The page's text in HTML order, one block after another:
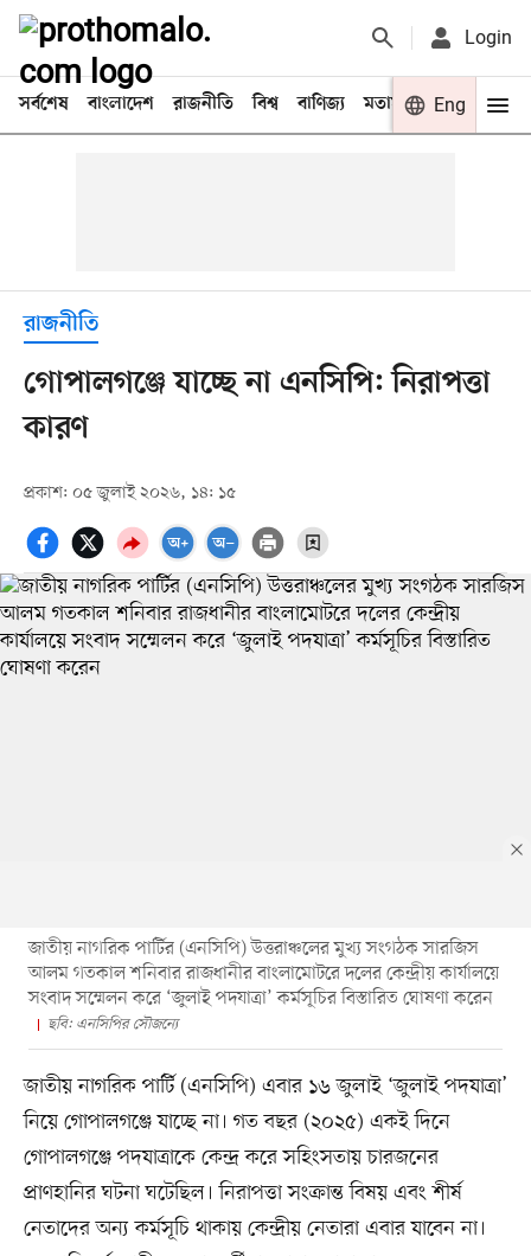
Login
সর্বশেষ বাংলাদেশ রাজনীতি বিশ্ব বাণিজ্য মতামত খেলা
Eng
রাজনীতি
গোপালগঞ্জে যাচ্ছে না এনসিপি: নিরাপত্তা
কারণ
প্রকাশ: ০৫ জুলাই ২০২৬, ১৪: ১৫
জাতীয় নাগরিক পার্টির (এনসিপি) উত্তরাঞ্চলের মুখ্য সংগঠক সারজিস
আলম গতকাল শনিবার রাজধানীর বাংলামোটরে দলের কেন্দ্রীয় কার্যালয়ে
সংবাদ সম্মেলন করে ‘জুলাই পদযাত্রা’ কর্মসূচির বিস্তারিত ঘোষণা করেন
ছবি: এনসিপির সৌজন্যে
জাতীয় নাগরিক পার্টি (এনসিপি) এবার ১৬ জুলাই ‘জুলাই পদযাত্রা’
নিয়ে গোপালগঞ্জে যাচ্ছে না। গত বছর (২০২৫) একই দিনে
গোপালগঞ্জে পদযাত্রাকে কেন্দ্র করে সহিংসতায় চারজনের
প্রাণহানির ঘটনা ঘটেছিল। নিরাপত্তা সংক্রান্ত বিষয় এবং শীর্ষ
নেতাদের অন্য কর্মসূচি থাকায় কেন্দ্রীয় নেতারা এবার যাবেন না।